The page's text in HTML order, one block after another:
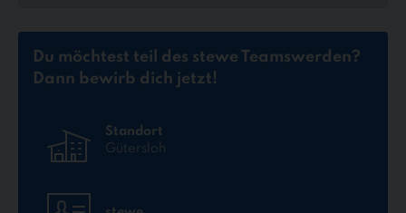
Du möchtest teil des stewe Teamswerden?
Dann bewirb dich jetzt!
Standort
Gütersloh